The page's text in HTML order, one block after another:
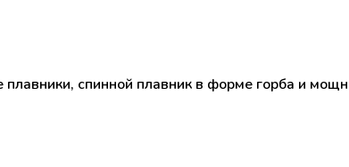
спинной плавник в форме горба и